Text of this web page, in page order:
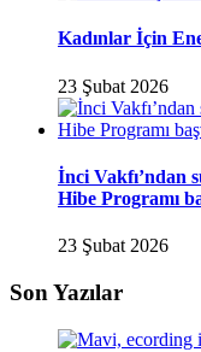
Kadınlar İçin
23 Şubat 2026
İnci Vakfı’ndan
Hibe Programı
23 Şubat 2026
Son Yazılar